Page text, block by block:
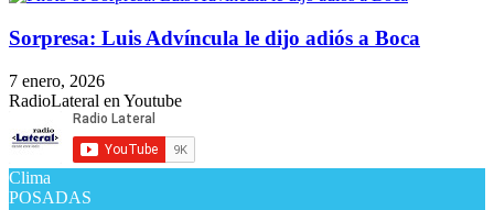
Sorpresa: Luis Advíncula le dijo adiós a Boca
7 enero, 2026
RadioLateral en Youtube
Clima
POSADAS